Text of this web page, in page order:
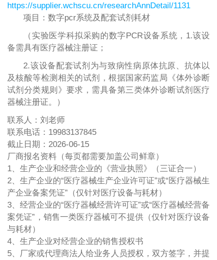
https://supplier.wchscu.cn/researchAnnDetail/1131
项目：数字pcr系统及配套试剂耗材
（实验医学科拟采购的数字PCR设备系统，1.该设
备需具有医疗器械注册证；
2.该设备配套试剂为与致病性病原体抗原、抗体以
及核酸等检测相关的试剂，根据国家药监局《体外诊断
试剂分类规则》要求，需具备第三类体外诊断试剂医疗
器械注册证。）
联系人：刘老师
联系电话：19983137845
截止日期：2026-06-15
厂商报名资料（每页都需要加盖公司鲜章）
1、生产企业和经营企业的《营业执照》（三证合一）
2、生产企业的“医疗器械生产企业许可证”或“医疗器械生
产企业备案凭证”（仅针对医疗设备与耗材）
3、经营企业的“医疗器械经营许可证”或“医疗器械经营备
案凭证”，销售一类医疗器械可不提供（仅针对医疗设备
与耗材）
4、生产企业对经营企业的销售授权书
5、厂家或代理商法人给业务人员授权，双方签字，并提